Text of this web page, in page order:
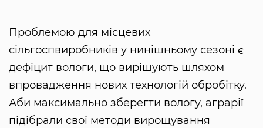
Проблемою для місцевих
сільгоспвиробників у нинішньому сезоні є
дефіцит вологи, що вирішують шляхом
впровадження нових технологій обробітку.
Аби максимально зберегти вологу, аграрії
підібрали свої методи вирощування